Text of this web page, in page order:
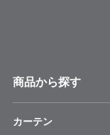
商品から探す
カーテン